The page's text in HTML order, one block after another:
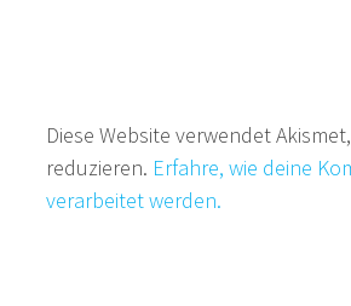
Diese Website verwendet
reduzieren. Erfahre, wie deine
verarbeitet werden.